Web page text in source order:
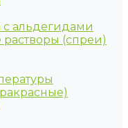
альдегидами
(спреи)